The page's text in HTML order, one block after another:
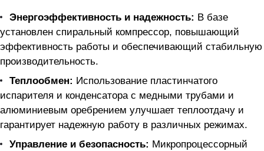
Энергоэффективность и надежность: В базе
установлен спиральный компрессор, повышающий
эффективность работы и обеспечивающий стабильную
производительность.
Теплообмен: Использование пластинчатого
испарителя и конденсатора с медными трубами и
алюминиевым оребрением улучшает теплоотдачу и
гарантирует надежную работу в различных режимах.
Управление и безопасность: Микропроцессорный